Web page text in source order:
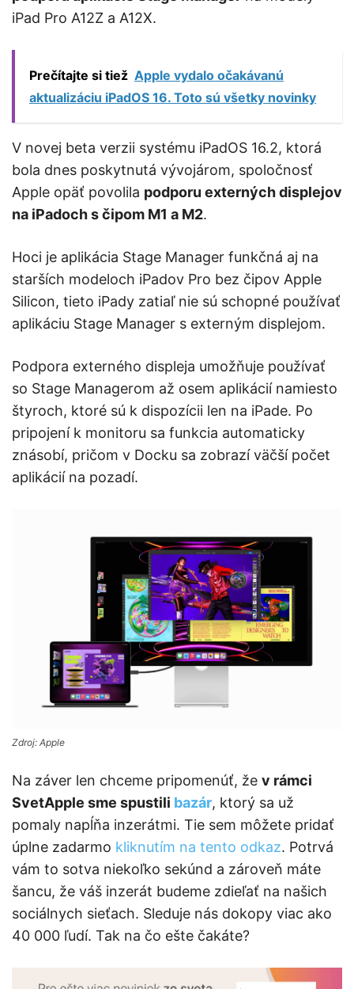
iPad Pro A12Z a A12X.
Prečítajte si tiež Apple vydalo očakávanú
aktualizáciu iPadOS 16. Toto sú všetky novinky
V novej beta verzii systému iPadOS 16.2, ktorá
bola dnes poskytnutá vývojárom, spoločnosť
Apple opäť povolila podporu externých displejov
na iPadoch s čipom M1 a M2.
Hoci je aplikácia Stage Manager funkčná aj na
starších modeloch iPadov Pro bez čipov Apple
Silicon, tieto iPady zatiaľ nie sú schopné používať
aplikáciu Stage Manager s externým displejom.
Podpora externého displeja umožňuje používať
so Stage Managerom až osem aplikácií namiesto
štyroch, ktoré sú k dispozícii len na iPade. Po
pripojení k monitoru sa funkcia automaticky
znásobí, pričom v Docku sa zobrazí väčší počet
aplikácií na pozadí.
Zdroj: Apple
Na záver len chceme pripomenúť, že v rámci
SvetApple sme spustili bazár, ktorý sa už
pomaly napĺňa inzerátmi. Tie sem môžete pridať
úplne zadarmo kliknutím na tento odkaz. Potrvá
vám to sotva niekoľko sekúnd a zároveň máte
šancu, že váš inzerát budeme zdieľať na našich
sociálnych sieťach. Sleduje nás dokopy viac ako
40 000 ľudí. Tak na čo ešte čakáte?